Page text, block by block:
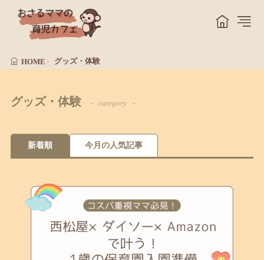
HOME グッズ・体験
グッズ・体験 category
新着順 今月の人気記事